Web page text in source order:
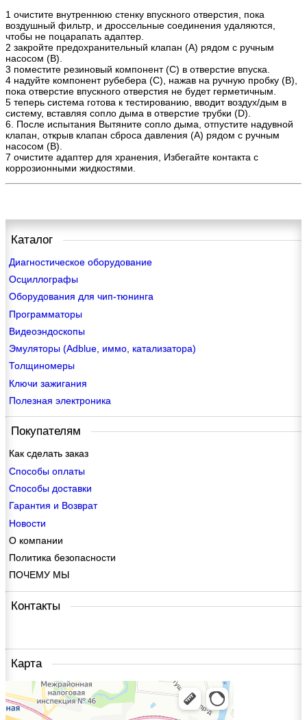
1 очистите внутреннюю стенку впускного отверстия, пока
воздушный фильтр, и дроссельные соединения удаляются,
чтобы не поцарапать адаптер.
2 закройте предохранительный клапан (A) рядом с ручным
насосом (B).
3 поместите резиновый компонент (C) в отверстие впуска.
4 надуйте компонент рубебера (C), нажав на ручную пробку (B),
пока отверстие впускного отверстия не будет герметичным.
5 теперь система готова к тестированию, вводит воздух/дым в
систему, вставляя сопло дыма в отверстие трубки (D).
6. После испытания Вытяните сопло дыма, отпустите надувной
клапан, открыв клапан сброса давления (A) рядом с ручным
насосом (B).
7 очистите адаптер для хранения, Избегайте контакта с
коррозионными жидкостями.
Каталог
Диагностическое оборудование
Осциллографы
Оборудования для чип-тюнинга
Программаторы
Видеоэндоскопы
Эмуляторы (Adblue, иммо, катализатора)
Толщиномеры
Ключи зажигания
Полезная электроника
Покупателям
Как сделать заказ
Способы оплаты
Способы доставки
Гарантия и Возврат
Новости
О компании
Политика безопасности
ПОЧЕМУ МЫ
Контакты
Карта